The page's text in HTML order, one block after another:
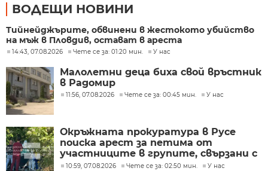
ВОДЕЩИ НОВИНИ
Тийнейджърите, обвинени в жестокото убийство
на мъж в Пловдив, остават в ареста
14:43, 07.08.2026 Чете се за: 01:20 мин. У нас
Малолетни деца биха свой връстник
в Радомир
11:56, 07.08.2026 Чете се за: 00:45 мин. У нас
Окръжната прокуратура в Русе
поиска арест за петима от
участниците в групите, свързани с
разбитата лаборатория за
10:59, 07.08.2026 Чете се за: 02:50 мин. У нас